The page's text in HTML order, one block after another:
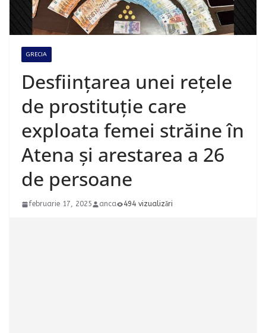
GRECIA
Desființarea unei rețele
de prostituție care
exploata femei străine în
Atena și arestarea a 26
de persoane
februarie 17, 2025 anca 494 vizualizări